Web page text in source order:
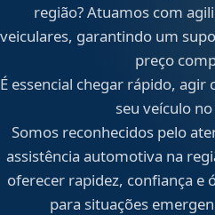
região? Atuamos com
veiculares, garantindo um
preço
É essencial chegar rápido,
seu veículo
Somos reconhecidos pelo
assistência automotiva na
oferecer rapidez, confiança e
para situações